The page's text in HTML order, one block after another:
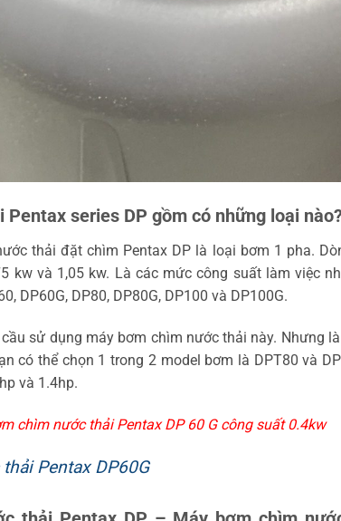
series DP gồm có những loại
thải đặt chìm Pentax DP là loại bơm 1 pha.
kw và 1,05 kw. Là các mức công suất làm việc
DP60G, DP80, DP80G, DP100 và DP100G.
sử dụng máy bơm chìm nước thải này. Nhưng
có thể chọn 1 trong 2 model bơm là DPT80 và
và 1.4hp.
chìm nước thải Pentax DP 60 G công suất 0.4kw
Pentax DP60G